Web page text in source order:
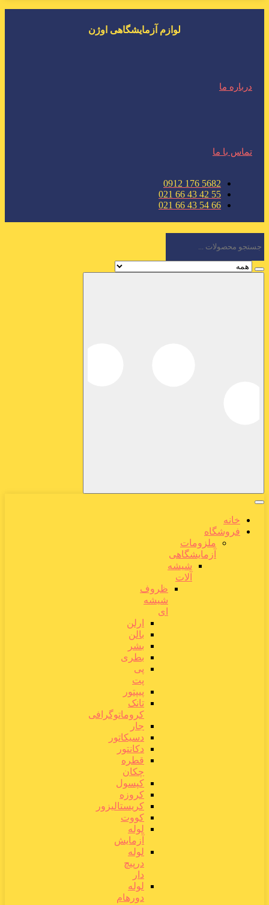
لوازم آزمایشگاهی اوژن
درباره ما
تماس با ما
5682 176 0912
55 42 43 66 021
66 54 43 66 021
خانه
فروشگاه
ملزومات
آزمایشگاهی
شیشه
آلات
ظروف
شیشه
ای
ارلن
بالن
بشر
بطری
پی
پت
پیپتور
تانک
کروماتوگرافی
جار
دسیکاتور
دکانتور
قطره
چکان
کپسول
کروزه
کریستالیزور
کووت
لوله
آزمایش
لوله
درپیچ
دار
لوله
دورهام